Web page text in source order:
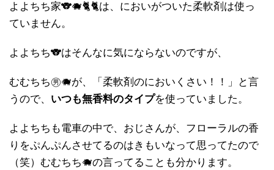
よよちち家🐨🐗🐈🐈は、においがついた柔軟剤は使っ
ていません。
よよちち🐨はそんなに気にならないのですが、
むむちち㊚🐗が、「柔軟剤のにおいくさい！！」と言
うので、 いつも無香料のタイプを使っていました。
よよちちも電車の中で、おじさんが、フローラルの香
りをぷんぷんさせてるのはきもいなって思ってたので
（笑）むむちち🐗の言ってることも分かります。